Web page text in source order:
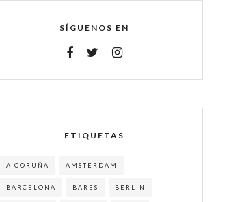
SÍGUENOS EN
ETIQUETAS
A CORUÑA AMSTERDAM
BARCELONA BARES BERLIN